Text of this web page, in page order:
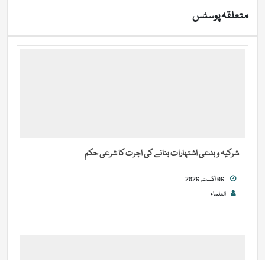
متعلقہ پوسٹس
شرکیہ و بدعی اشتہارات بنانے کی اجرت کا شرعی حکم
العلماء